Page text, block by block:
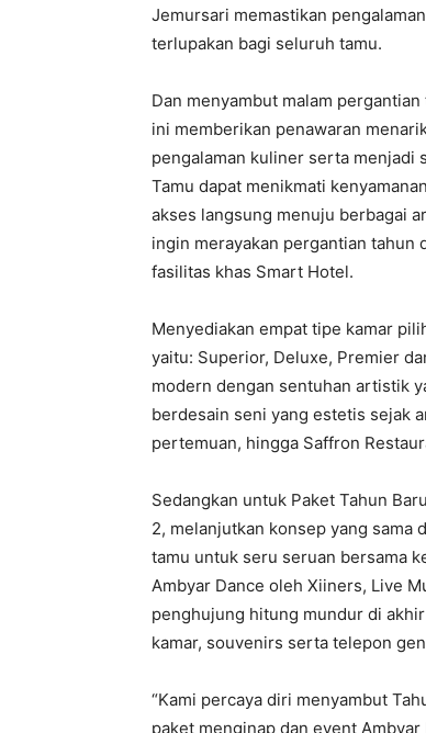
Jemursari memastikan
terlupakan bagi seluruh tamu.
Dan menyambut malam
ini memberikan penawaran
pengalaman kuliner serta menjadi
Tamu dapat menikmati
akses langsung menuju berbagai
ingin merayakan pergantian tahun
fasilitas khas Smart Hotel.
Menyediakan empat tipe kamar
yaitu: Superior, Deluxe, Premier
modern dengan sentuhan artistik
berdesain seni yang estetis sejak
pertemuan, hingga Saffron
Sedangkan untuk Paket Tahun
2, melanjutkan konsep yang sama
tamu untuk seru seruan bersama
Ambyar Dance oleh Xiiners, Live
penghujung hitung mundur di
kamar, souvenirs serta telepon
“Kami percaya diri menyambut
paket menginap dan event